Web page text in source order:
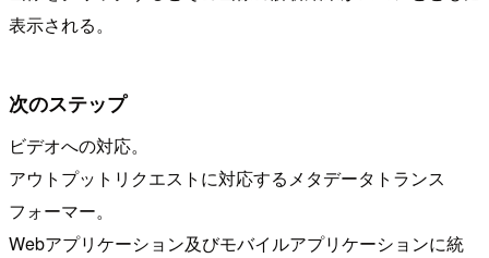
表示される。
次のステップ
ビデオへの対応。
アウトプットリクエストに対応するメタデータトランス
フォーマー。
Webアプリケーション及びモバイルアプリケーションに統